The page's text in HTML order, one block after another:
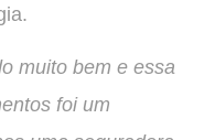
muito bem e essa
foi um